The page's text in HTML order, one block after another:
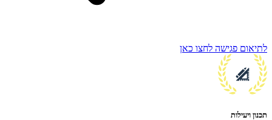
לתיאום פגישה לחצו כאן
תכנון ויעילות